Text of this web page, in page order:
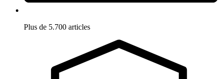
Plus de 5.700 articles